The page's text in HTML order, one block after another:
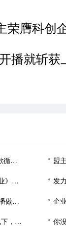
荣膺科创
播就斩
从死老鼠到剩菜回锅：杨铭宇黄焖鸡的“道歉循环”为何永无止境？ 盟
发力新零售 盟主摘得《2021杰出新零售企业》海诺奖 发
TOTO：第一次开播就斩获上千订单，用直播做营销到底有高效？ 企
面对大批量导购培训、课程助教培训的情况下，该如何挑选直播平台